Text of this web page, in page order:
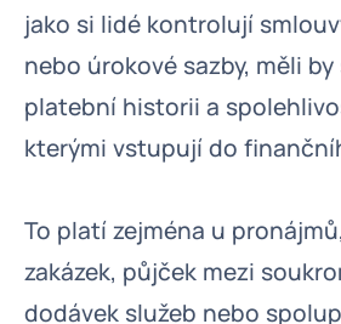
jako si lidé kontrolují
nebo úrokové sazby, měli
platební historii a
kterými vstupují do
To platí zejména u
zakázek, půjček mezi
dodávek služeb nebo